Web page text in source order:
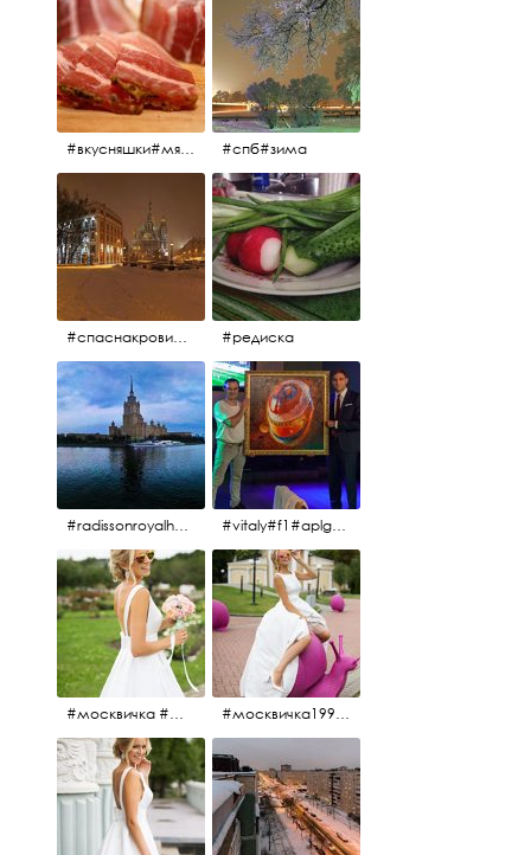
#вкусняшки#мясо #спб#зима
#спаснакрови#зима#спб #редиска
#radissonroyalhotel #рэдиссонройал#рэдиссонройалмосква #рекамосква#москва#гостиницаукраина#украина#hotel#отель#moscow @radissonroyalmoscow #vitaly#f1#aplgallery#formula1
#москвичка #москвичка1990#вднх2016 #июль2016 #1990 #москвичка1990@#июль2016 #вднх2016 #1990